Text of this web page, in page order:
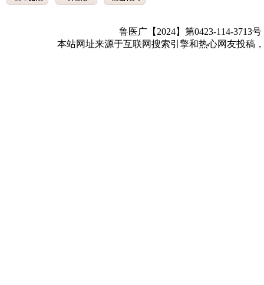
鲁医广【2024】第0423-114-3713
本站网址来源于互联网搜索引擎和热心网友投稿